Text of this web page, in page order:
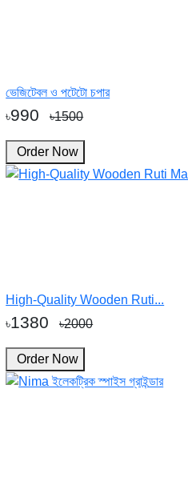
ভেজিটেবল ও পটেটো চপার
৳990 ৳1500
Order Now
High-Quality Wooden Ruti...
৳1380 ৳2000
Order Now